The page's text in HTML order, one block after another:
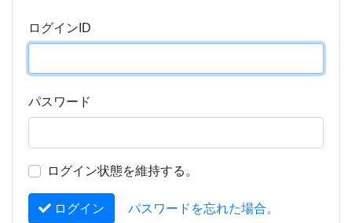
ログインID
パスワード
ログイン状態を維持する。
ログイン パスワードを忘れた場合。